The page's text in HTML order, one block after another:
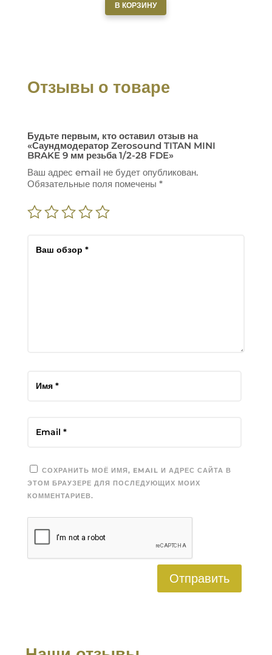
В КОРЗИНУ
Отзывы о товаре
Будьте первым, кто оставил отзыв на
«Саундмодератор Zerosound TITAN MINI
BRAKE 9 мм резьба 1/2-28 FDE»
Ваш адрес email не будет опубликован.
Обязательные поля помечены *
СОХРАНИТЬ МОЁ ИМЯ, EMAIL И АДРЕС САЙТА В
ЭТОМ БРАУЗЕРЕ ДЛЯ ПОСЛЕДУЮЩИХ МОИХ
КОММЕНТАРИЕВ.
Отправить